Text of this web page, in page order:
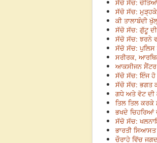
ਸੱਚੋ ਸੱਚ: ਚੇਤਿਆਂ
ਸੱਚੋ ਸੱਚ: ਮੁੜ੍ਹਕੇ
ਕੀ ਤਾਲਾਬੰਦੀ
ਸੱਚੋ ਸੱਚ: ਗੁੱਟੂ
ਸੱਚੋ ਸੱਚ: ਝਰਨੇ
ਸੱਚੋ ਸੱਚ: ਪੁਲਿਸ
ਸਰੀਰਕ,
ਆਕਸੀਜਨ ਸੈਂਟਰ
ਸੱਚੋ ਸੱਚ: ਇੰਜ ਹੋ
ਸੱਚੋ ਸੱਚ: ਭਗਤ
ਗਧੇ ਅਤੇ ਵੋਟ ਦੀ
ਤਿਲ ਤਿਲ
ਭਖਦੇ ਚਿਹਰਿਆਂ
ਸੱਚੋ ਸੱਚ:
ਭਾਰਤੀ
ਚੌਰਾਹੇ ਵਿੱਚ